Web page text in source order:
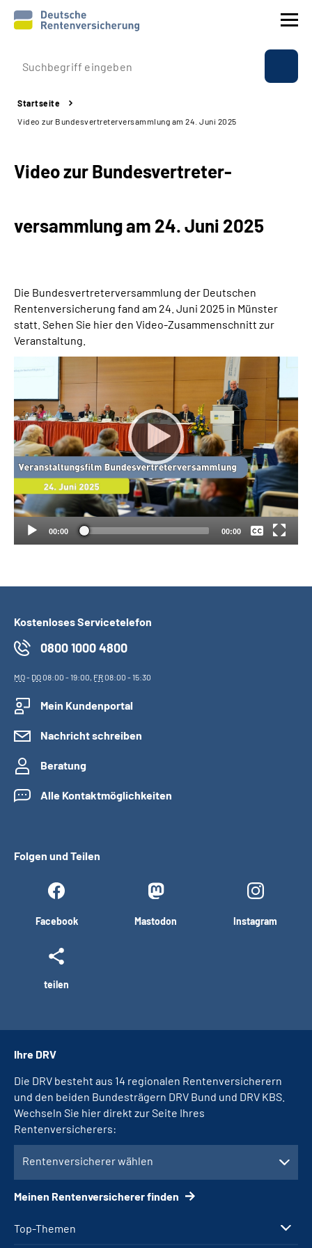
Prävention
Reha
Experten
Online-Services
Suche
Language
Inhalte in Gebärdensprache (DGS)
Leichte Sprache
Mein Kundenportal
Startseite
Video zur Bundesvertreter­versammlung am 24. Juni 2025
Video zur Bundesvertreter­
versammlung am 24. Juni 2025
Die Bundesvertreterversammlung der Deutschen
Rentenversicherung fand am 24. Juni 2025 in Münster
statt. Sehen Sie hier den Video-Zusammenschnitt zur
Veranstaltung.
00:00 00:00
Keine
Deutsch
Kostenloses Servicetelefon
0800 1000 4800
MO- DO08:00 - 19:00, FR08:00 - 15:30
Mein Kundenportal
Nachricht schreiben
Beratung
Alle Kontaktmöglichkeiten
Folgen und Teilen
Facebook Mastodon Instagram
teilen
Top-Themen
Ihre DRV
Die DRV besteht aus 14 regionalen Rentenversicherern
und den beiden Bundesträgern DRV Bund und DRV KBS.
Wechseln Sie hier direkt zur Seite Ihres
Rentenversicherers:
Rentenversicherer wählen
Meinen Rentenversicherer finden